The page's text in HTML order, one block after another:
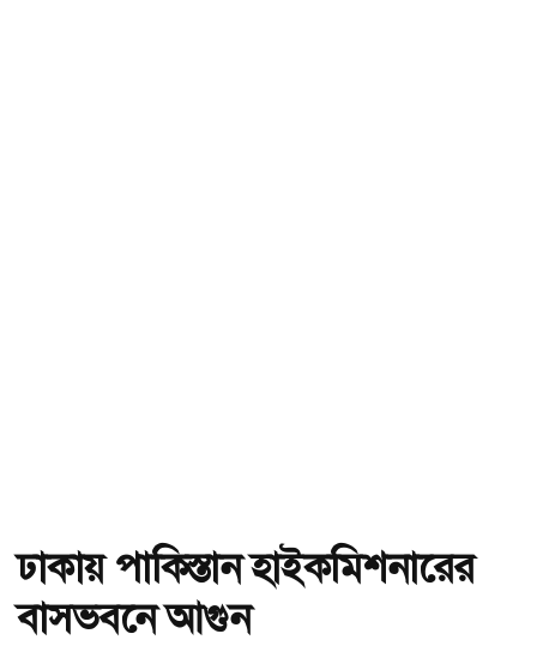
ঢাকায় পাকিস্তান হাইকমিশনারের
বাসভবনে আগুন